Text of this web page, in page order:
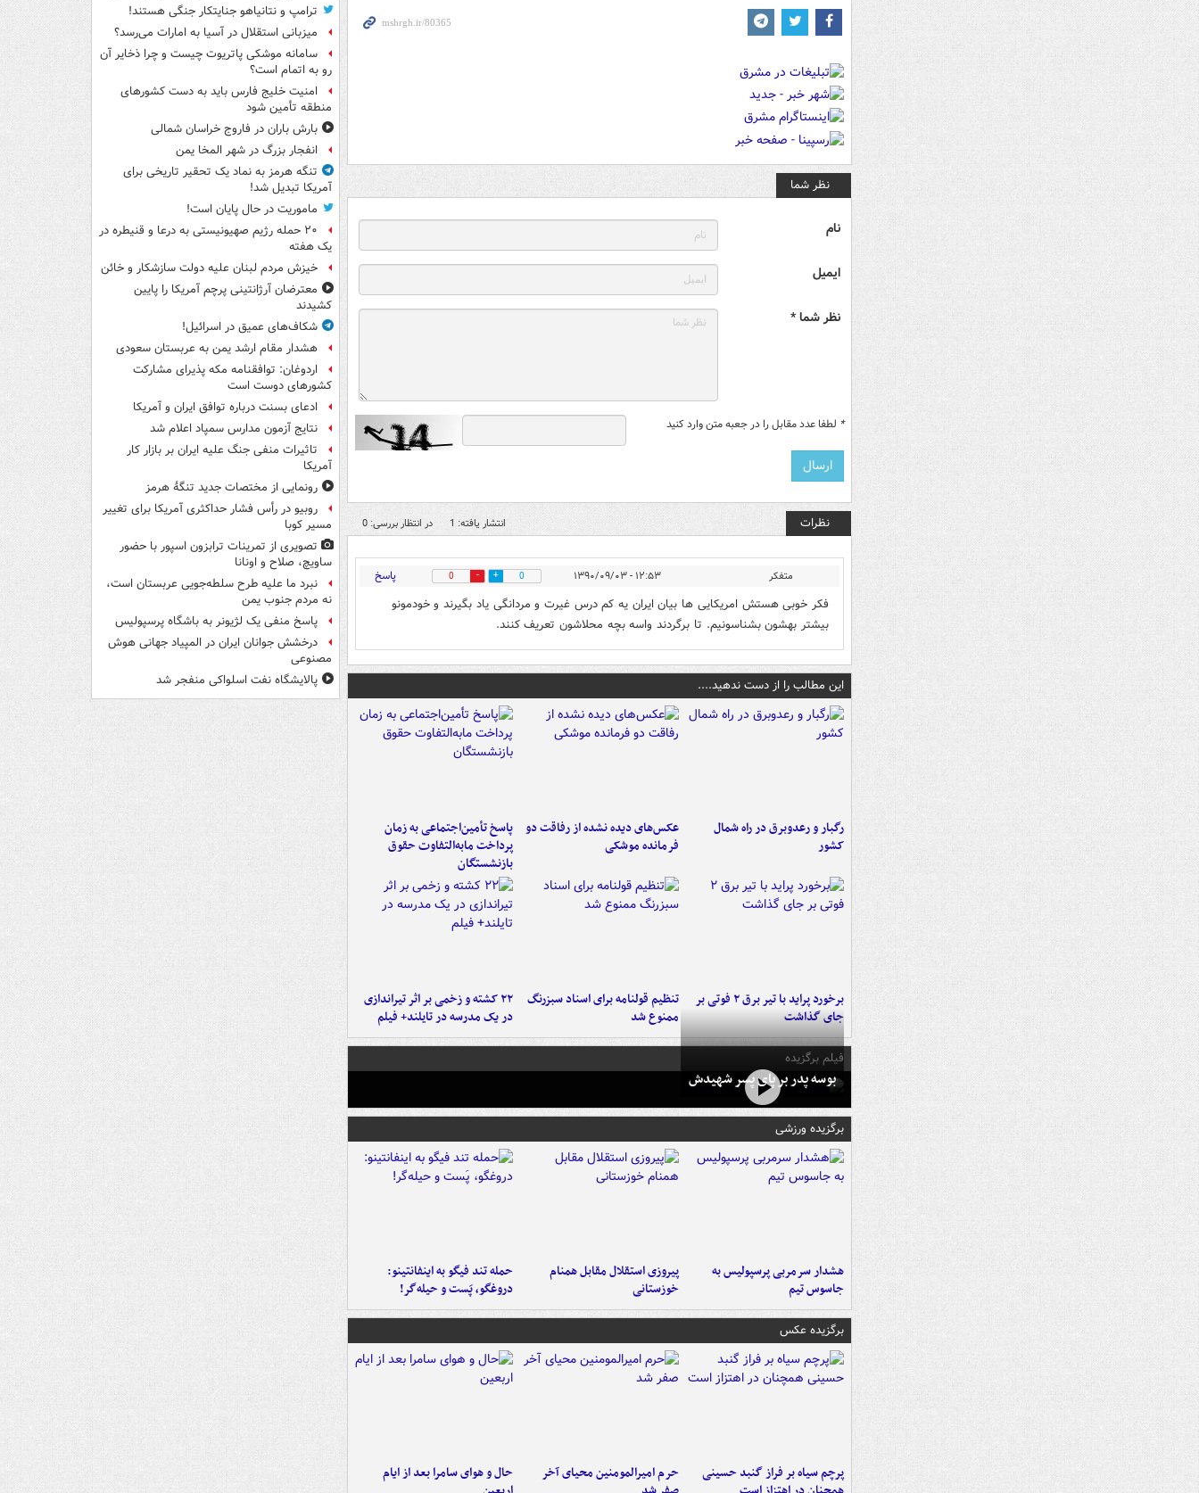
نظر شما
نام
ایمیل
نظر شما *
* لطفا عدد مقابل را در جعبه متن وارد کنید
نظرات انتشار یافته: 1 در انتظار بررسی: 0
متفکر ۱۲:۵۳ - ۱۳۹۰/۰۹/۰۳ 0
0 پاسخ
فکر خوبی هستش امریکایی ها بیان ایران یه کم درس غیرت و مردانگی یاد بگیرند و خودمونو
بیشتر بهشون بشناسونیم. تا برگردند واسه بچه محلاشون تعریف کنند.
این مطالب را از دست ندهید....
رگبار و رعدوبرق در راه شمال
کشور
عکس‌های دیده نشده از رفاقت دو
فرمانده‌ موشکی
پاسخ تأمین‌اجتماعی به زمان
پرداخت مابه‌التفاوت حقوق
بازنشستگان
برخورد پراید با تیر برق ۲ فوتی بر
جای گذاشت
تنظیم قولنامه برای اسناد سبزرنگ
ممنوع شد
۲۲ کشته و زخمی بر اثر تیراندازی
در یک مدرسه در تایلند+ فیلم
فیلم برگزیده
بوسه‌ پدر بر پای پسر شهیدش
برگزیده ورزشی
هشدار سرمربی پرسپولیس به
جاسوس تیم
پیروزی استقلال مقابل همنام
خوزستانی
حمله تند فیگو به اینفانتینو:
دروغگو، پَست‌ و حیله‌گر!
برگزیده عکس
پرچم سیاه بر فراز گنبد حسینی
حرم امیرالمومنین محیای آخر
حال و هوای سامرا بعد از ایام
ترامپ و نتانیاهو جنایتکار جنگی هستند!
میزبانی استقلال در آسیا به امارات می‌رسد؟
سامانه موشکی پاتریوت چیست و چرا ذخایر آن
رو به اتمام است؟
امنیت خلیج فارس باید به دست کشورهای
منطقه تأمین شود
بارش باران در فاروج خراسان شمالی
انفجار بزرگ در شهر المخا یمن
تنگه هرمز به نماد یک تحقیر تاریخی برای
آمریکا تبدیل شد!
ماموریت در حال پایان است!
۲۰ حمله رژیم صهیونیستی به درعا و قنیطره در
یک هفته
خیزش مردم لبنان علیه دولت سازشکار و خائن
معترضان آرژانتینی پرچم آمریکا را پایین
کشیدند
شکاف‌های عمیق در اسرائیل!
هشدار مقام ارشد یمن به عربستان سعودی
اردوغان: توافقنامه مکه پذیرای مشارکت
کشورهای دوست است
ادعای بسنت درباره توافق ایران و آمریکا
نتایج آزمون مدارس سمپاد اعلام شد
تاثیرات منفی جنگ علیه ایران بر بازار کار
آمریکا
رونمایی از مختصات جدید تنگۀ هرمز
روبیو در رأس فشار حداکثری آمریکا برای تغییر
مسیر کوبا
تصویری از تمرینات ترابزون اسپور با حضور
ساویچ، صلاح و اونانا
نبرد ما علیه طرح سلطه‌جویی عربستان است،
نه مردم جنوب یمن
پاسخ منفی یک لژیونر به باشگاه پرسپولیس
درخشش جوانان ایران در المپیاد جهانی هوش
مصنوعی
پالایشگاه نفت اسلواکی منفجر شد